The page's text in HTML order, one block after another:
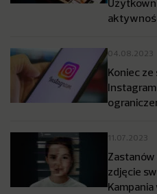
04.08.2023
Koniec
11.07.2023
zdjęcie